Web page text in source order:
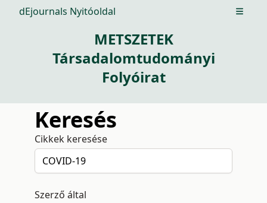
dEjournals Nyitóoldal Open
METSZETEK
Társadalomtudományi
Folyóirat
Keresés
Cikkek keresése
Szerző által